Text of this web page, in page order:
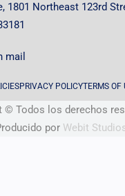
1801 Northeast 123rd
mail
PRIVACY POLICYTERMS OF
© Todos los derechos
por Webit